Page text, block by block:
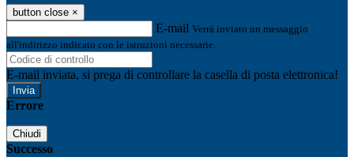
button close ×
E-mail Verrà inviato un messaggio
all'indirizzo indicato con le istruzioni necessarie.
E-mail inviata, si prega di controllare la casella di posta elettronica!
Errore
Chiudi
Successo